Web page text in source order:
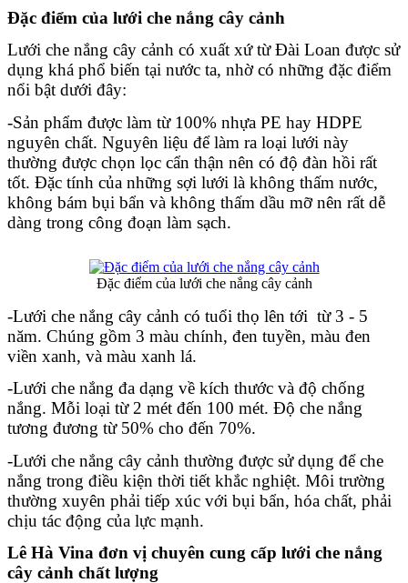
Đặc điểm của lưới che nắng cây cảnh
Lưới che nắng cây cảnh có xuất xứ từ Đài Loan được sử
dụng khá phổ biến tại nước ta, nhờ có những đặc điểm
nổi bật dưới đây:
-Sản phẩm được làm từ 100% nhựa PE hay HDPE
nguyên chất. Nguyên liệu để làm ra loại lưới này
thường được chọn lọc cẩn thận nên có độ đàn hồi rất
tốt. Đặc tính của những sợi lưới là không thấm nước,
không bám bụi bẩn và không thấm dầu mỡ nên rất dễ
dàng trong công đoạn làm sạch.
Đặc điểm của lưới che nắng cây cảnh
-Lưới che nắng cây cảnh có tuổi thọ lên tới  từ 3 - 5
năm. Chúng gồm 3 màu chính, đen tuyền, màu đen
viền xanh, và màu xanh lá.
-Lưới che nắng đa dạng về kích thước và độ chống
nắng. Mỗi loại từ 2 mét đến 100 mét. Độ che nắng
tương đương từ 50% cho đến 70%.
-Lưới che nắng cây cảnh thường được sử dụng để che
nắng trong điều kiện thời tiết khắc nghiệt. Môi trường
thường xuyên phải tiếp xúc với bụi bẩn, hóa chất, phải
chịu tác động của lực mạnh.
Lê Hà Vina đơn vị chuyên cung cấp lưới che nắng
cây cảnh chất lượng